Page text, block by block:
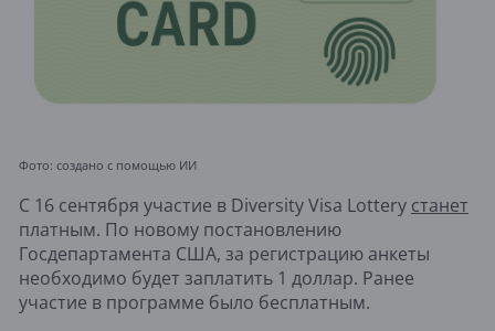
Фото: создано с помощью ИИ
С 16 сентября участие в Diversity Visa Lottery станет
платным. По новому постановлению
Госдепартамента США, за регистрацию анкеты
необходимо будет заплатить 1 доллар. Ранее
участие в программе было бесплатным.